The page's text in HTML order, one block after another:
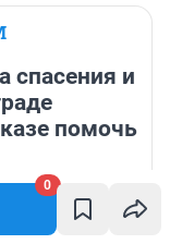
0
транспортный
разнес миф о
советских
бизнесе